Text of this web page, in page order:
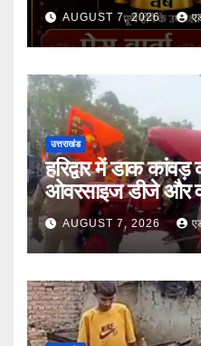
AUGUST 7, 2026
उत्तराखंड
हरिद्वार में डाक कांवड़
ओवरसाइज डीजे और
सख्तAUGUST 7, 2026